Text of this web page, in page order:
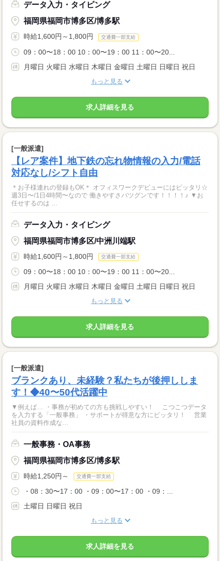
データ入力・タイピング
福岡県福岡市博多区/博多駅
時給1,600円～1,800円 交通費一部支給
09：00〜18：00 10：00〜19：00 11：00〜20...
月曜日 火曜日 水曜日 木曜日 金曜日 土曜日 日曜日 祝日
もっと見る
求人詳細を見る
[一般派遣]
【レア案件】地下鉄の忘れ物情報の入力/電話
対応なし/シフト自由
＊お子様連れの登録もOK＊ オフィスワークデビューにはピッタリ☆
週3日〜/1日4時間〜なので 働きやすさバツグンです！！！！♪ ▼お
任せするのは ...
データ入力・タイピング
福岡県福岡市博多区/中洲川端駅
時給1,600円～1,800円 交通費一部支給
09：00〜18：00 10：00〜19：00 11：00〜20...
月曜日 火曜日 水曜日 木曜日 金曜日 土曜日 日曜日 祝日
もっと見る
求人詳細を見る
[一般派遣]
ブランクあり、未経験？私たちが後押ししま
す！◆40〜50代活躍中
▼例えば… ・事務が初めての方も挑戦しやすい！ こつこつデータ
を入力する「一般事務」 ・サポートが得意な方にピッタリ！ 営業
社員の資料作成な...
一般事務・OA事務
福岡県福岡市博多区/博多駅
時給1,250円～ 交通費一部支給
・08：30〜17：00 ・09：00〜17：00 ・09：...
土曜日 日曜日 祝日
もっと見る
求人詳細を見る